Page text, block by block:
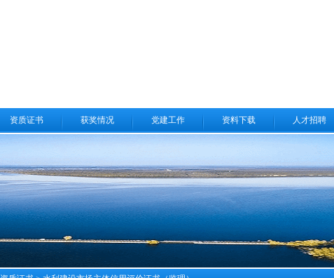
资质证书 获奖情况 党建工作 资料下载 人才招聘